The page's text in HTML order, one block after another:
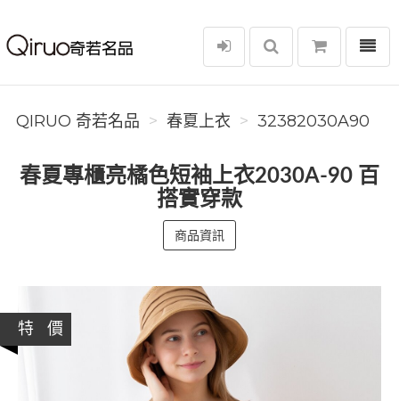
Qiruo 奇若名品
選單
QIRUO 奇若名品 春夏上衣 32382030A90
春夏專櫃亮橘色短袖上衣2030A-90 百
搭實穿款
商品資訊
特 價